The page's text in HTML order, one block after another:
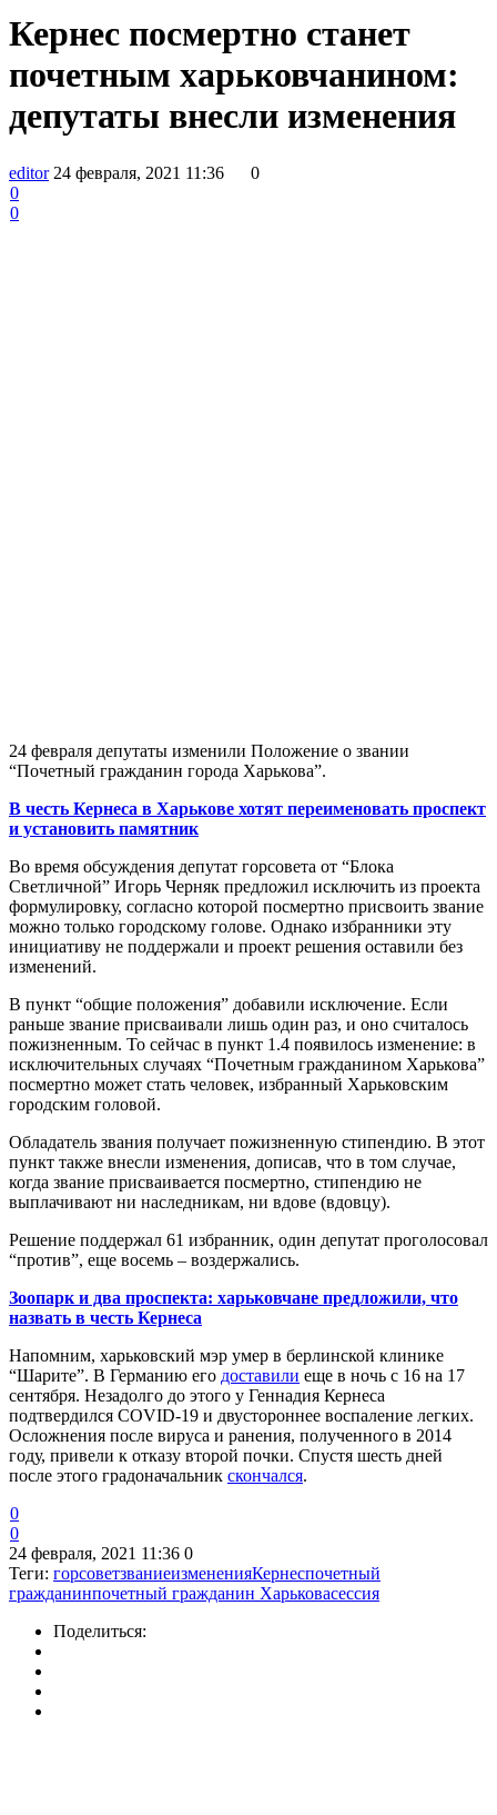
Кернес посмертно станет
почетным харьковчанином:
депутаты внесли изменения
editor 24 февраля, 2021 11:36
0
0
0
24 февраля депутаты изменили Положение о звании
“Почетный гражданин города Харькова”.
В честь Кернеса в Харькове хотят переименовать проспект
и установить памятник
Во время обсуждения депутат горсовета от “Блока
Светличной” Игорь Черняк предложил исключить из проекта
формулировку, согласно которой посмертно присвоить звание
можно только городскому голове. Однако избранники эту
инициативу не поддержали и проект решения оставили без
изменений.
В пункт “общие положения” добавили исключение. Если
раньше звание присваивали лишь один раз, и оно считалось
пожизненным. То сейчас в пункт 1.4 появилось изменение: в
исключительных случаях “Почетным гражданином Харькова”
посмертно может стать человек, избранный Харьковским
городским головой.
Обладатель звания получает пожизненную стипендию. В этот
пункт также внесли изменения, дописав, что в том случае,
когда звание присваивается посмертно, стипендию не
выплачивают ни наследникам, ни вдове (вдовцу).
Решение поддержал 61 избранник, один депутат проголосовал
“против”, еще восемь – воздержались.
Зоопарк и два проспекта: харьковчане предложили, что
назвать в честь Кернеса
Напомним, харьковский мэр умер в берлинской клинике
“Шарите”. В Германию его доставили еще в ночь с 16 на 17
сентября. Незадолго до этого у Геннадия Кернеса
подтвердился COVID-19 и двустороннее воспаление легких.
Осложнения после вируса и ранения, полученного в 2014
году, привели к отказу второй почки. Спустя шесть дней
после этого градоначальник скончался.
0
0
24 февраля, 2021 11:36 0
Теги: горсоветзваниеизмененияКернеспочетный
гражданинпочетный гражданин Харьковасессия
Поделиться: